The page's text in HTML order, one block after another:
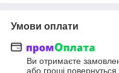
Умови оплати
Ви отримаєте
або гроші